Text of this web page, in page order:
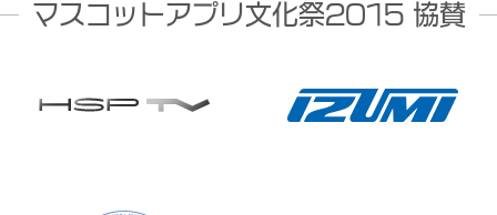
マスコットアプリ文化祭2015 協賛